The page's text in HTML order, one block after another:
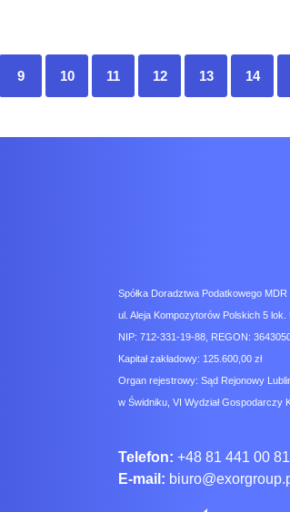
9 10 11 12 13 14
Spółka Doradztwa Podatkowego
ul. Aleja Kompozytorów Polskich 5 lok.
NIP: 712-331-19-88, REGON:
Kapitał zakładowy: 125.600,00 zł
Organ rejestrowy: Sąd Rejonowy
w Świdniku, VI Wydział Gospodarczy
Telefon: +48 81 441 00 81
E-mail: